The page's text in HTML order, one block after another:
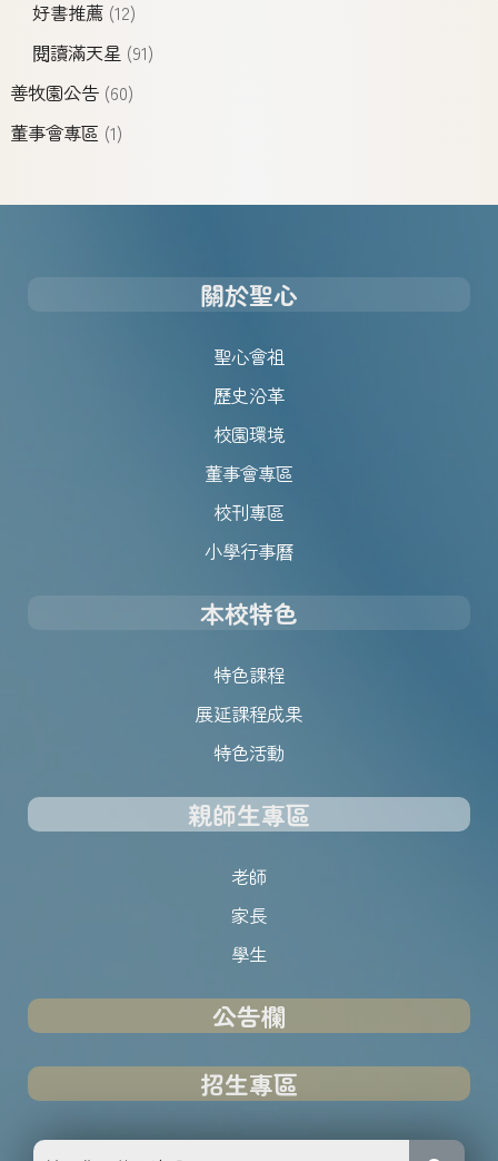
好書推薦(12)
閱讀滿天星 (91)
善牧園公告(60)
董事會專區 (1)
關於聖心
聖心會祖
歷史沿革
校園環境
董事會專區
校刊專區
小學行事曆
本校特色
特色課程
展延課程成果
特色活動
親師生專區
老師
家長
學生
公告欄
招生專區